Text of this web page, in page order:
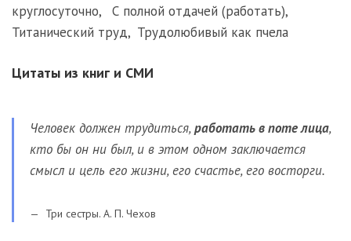
круглосуточно, С полной отдачей (работать),
Титанический труд, Трудолюбивый как пчела
Цитаты из книг и СМИ
Человек должен трудиться,работать в поте лица,
кто бы он ни был, и в этом одном заключается
смысл и цель его жизни, его счастье, его восторги.
Три сестры. А. П. Чехов